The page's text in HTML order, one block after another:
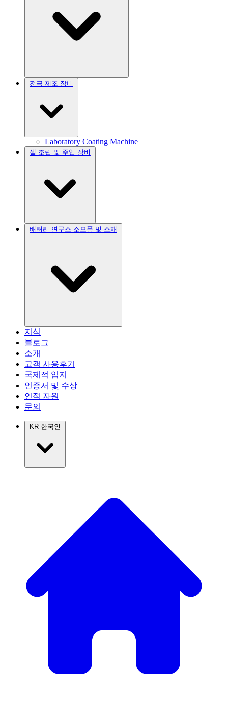
전극 제조 장비
Laboratory Coating Machine
셀 조립 및 주입 장비
배터리 연구소 소모품 및 소재
지식
블로그
소개
고객 사용후기
국제적 입지
인증서 및 수상
인적 자원
문의
KR 한국인